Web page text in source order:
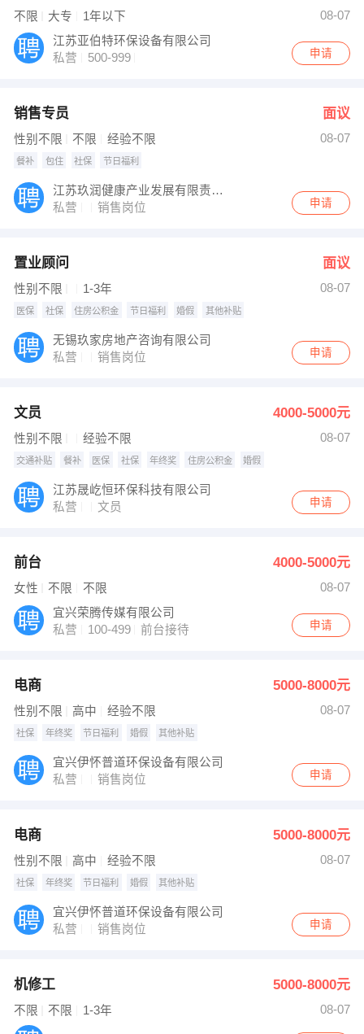
不限 大专 1年以下
08-07
江苏亚伯特环保设备有限公司
私营
500-999 申请
销售专员 面议
性别不限 不限 经验不限 08-07
餐补 包住 社保 节日福利
江苏玖润健康产业发展有限责任公司
私营
销售岗位 申请
置业顾问 面议
性别不限 1-3年 08-07
医保 社保 住房公积金 节日福利 婚假 其他补贴
无锡玖家房地产咨询有限公司
私营
销售岗位 申请
文员 4000-5000元
性别不限 经验不限 08-07
交通补贴 餐补 医保 社保 年终奖 住房公积金 婚假
江苏晟屹恒环保科技有限公司
私营
文员 申请
前台 4000-5000元
女性 不限 不限
08-07
宜兴荣腾传媒有限公司
私营
100-499 前台接待 申请
电商 5000-8000元
性别不限 高中 经验不限 08-07
社保 年终奖 节日福利 婚假 其他补贴
宜兴伊怀普道环保设备有限公司
私营
销售岗位 申请
电商 5000-8000元
性别不限 高中 经验不限 08-07
社保 年终奖 节日福利 婚假 其他补贴
宜兴伊怀普道环保设备有限公司
私营
销售岗位 申请
机修工 5000-8000元
不限 不限 1-3年 08-07